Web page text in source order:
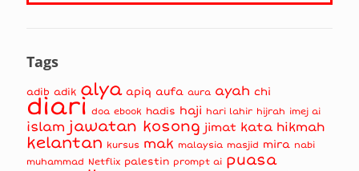
Tags
adib adik alya apiq aufa aura ayah chi
diari doa ebook hadis haji hari lahir hijrah imej ai
islam jawatan kosong jimat kata hikmah
kelantan kursus mak malaysia masjid mira nabi
muhammad Netflix palestin prompt ai puasa